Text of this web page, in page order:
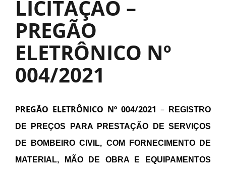
LICITAÇÃO –
PREGÃO
ELETRÔNICO Nº
004/2021
PREGÃO ELETRÔNICO Nº 004/2021 –
REGISTRO
DE PREÇOS PARA PRESTAÇÃO DE SERVIÇOS
DE BOMBEIRO CIVIL, COM FORNECIMENTO DE
MATERIAL, MÃO DE OBRA E EQUIPAMENTOS